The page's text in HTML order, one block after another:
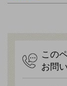
この
お問